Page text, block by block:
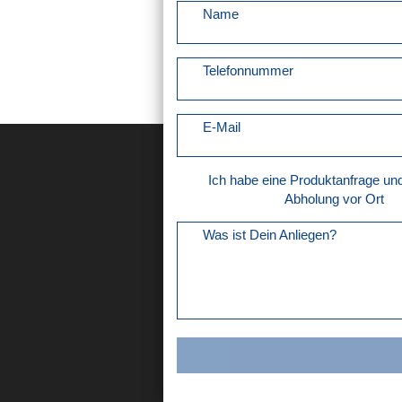
Name
Telefonnummer
E-Mail
Ich habe eine Produktanfrage
Abholung vor Ort
Was ist Dein Anliegen?